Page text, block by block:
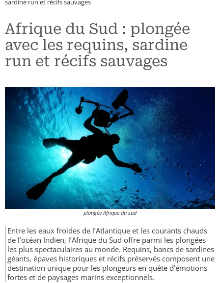
Maroc
Namibie
Ouganda
Sénégal
Seychelles
Tanzanie – Zanzibar
Chili
Colombie
Costa Rica
Cuba
Etats-Unis (Côte Est)
Etats-Unis (Côte Ouest)
Guatemala
Mexique
Nicaragua
Grèce
Hongrie
Pays Baltes
Pologne
République Tchèque
sardine run et récifs sauvages
Afrique du Sud : plongée
avec les requins, sardine
run et récifs sauvages
plongée Afrique du sud
Entre les eaux froides de l’Atlantique et les courants chauds
de l’océan Indien, l’Afrique du Sud offre parmi les plongées
les plus spectaculaires au monde. Requins, bancs de sardines
géants, épaves historiques et récifs préservés composent une
destination unique pour les plongeurs en quête d’émotions
fortes et de paysages marins exceptionnels.